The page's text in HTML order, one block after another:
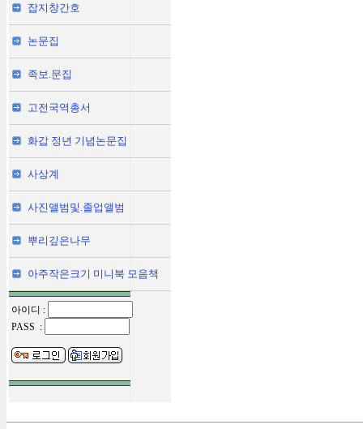
잡지창간호
논문집
족보.문집
고전국역총서
화갑 정년 기념논문집
사상계
사진앨범및.졸업앨범
뿌리깊은나무
아주작은크기 미니북 모음책
아이디 :
PASS :